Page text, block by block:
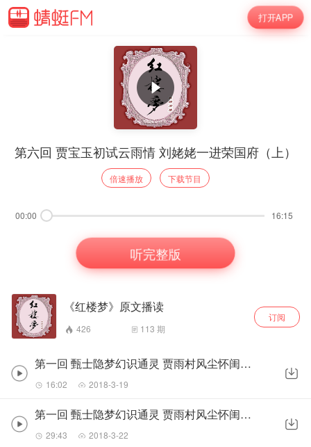
打开APP
第六回 贾宝玉初试云雨情 刘姥姥一进荣国府（上）
倍速播放 下载节目
00:00 16:15
听完整版
《红楼梦》原文播读
426 113 期
订阅
第一回 甄士隐梦幻识通灵 贾雨村风尘怀闺秀（上）
16:02 2018-3-19
第一回 甄士隐梦幻识通灵 贾雨村风尘怀闺秀（下）
29:43 2018-3-22